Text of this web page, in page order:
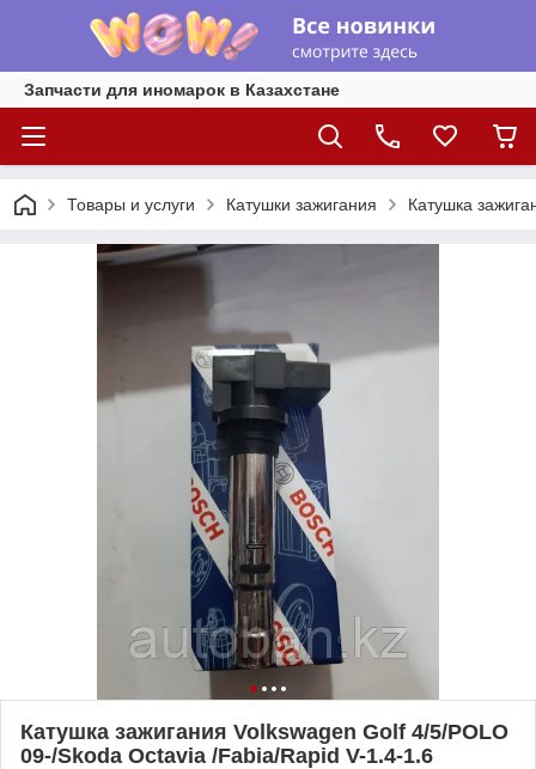
Запчасти для иномарок в Казахстане
Товары и услуги Катушки зажигания Катушка
Катушка зажигания Volkswagen Golf 4/5/POLO
09-/Skoda Octavia /Fabia/Rapid V-1.4-1.6